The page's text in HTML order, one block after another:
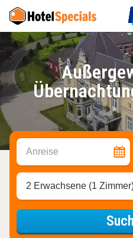
Anreise
2 Erwachsene (1